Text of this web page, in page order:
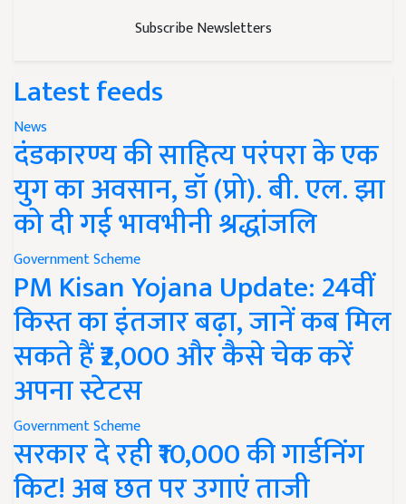
Subscribe Newsletters
Latest feeds
News
दंडकारण्य की साहित्य परंपरा के एक
युग का अवसान, डॉ (प्रो). बी. एल. झा
को दी गई भावभीनी श्रद्धांजलि
Government Scheme
PM Kisan Yojana Update: 24वीं
किस्त का इंतजार बढ़ा, जानें कब मिल
सकते हैं ₹2,000 और कैसे चेक करें
अपना स्टेटस
Government Scheme
सरकार दे रही ₹10,000 की गार्डनिंग
किट! अब छत पर उगाएं ताजी